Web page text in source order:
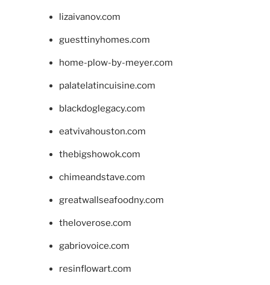
lizaivanov.com
guesttinyhomes.com
home-plow-by-meyer.com
palatelatincuisine.com
blackdoglegacy.com
eatvivahouston.com
thebigshowok.com
chimeandstave.com
greatwallseafoodny.com
theloverose.com
gabriovoice.com
resinflowart.com